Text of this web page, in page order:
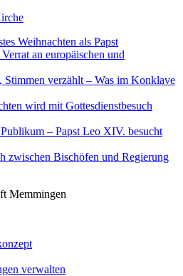
Weihnachten als Papst
an europäischen und
Stimmen verzählt – Was im Konklave
wird mit Gottesdienstbesuch
– Papst Leo XIV. besucht
zwischen Bischöfen und Regierung
Memmingen
verwalten